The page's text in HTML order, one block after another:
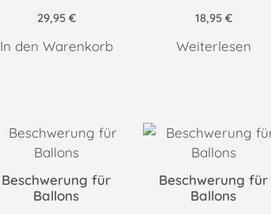
29,95 €
In den Warenkorb
18,95 €
Weiterlesen
Beschwerung für
Ballons
Beschwerung für
Ballons